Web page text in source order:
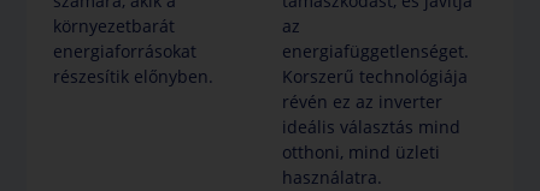
környezetbarát
energiaforrásokat
részesítik előnyben.
az
energiafüggetlenséget.
Korszerű technológiája
révén ez az inverter
ideális választás mind
otthoni, mind üzleti
használatra.